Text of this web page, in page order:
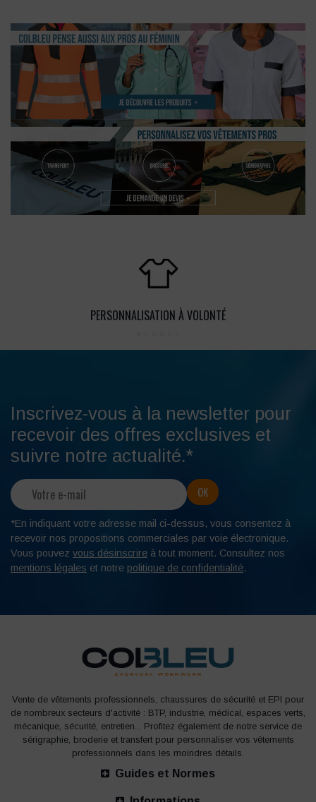
PERSONNALISATION À VOLONTÉ
Inscrivez-vous à la newsletter pour
recevoir des offres exclusives et
suivre notre actualité.*
*En indiquant votre adresse mail ci-dessus, vous consentez à
recevoir nos propositions commerciales par voie électronique.
Vous pouvez vous désinscrire à tout moment. Consultez nos
mentions légales et notre politique de confidentialité.
Vente de vêtements professionnels, chaussures de sécurité et EPI pour
de nombreux secteurs d'activité : BTP, industrie, médical, espaces verts,
mécanique, sécurité, entretien... Profitez également de notre service de
sérigraphie, broderie et transfert pour personnaliser vos vêtements
professionnels dans les moindres détails.
Guides et Normes